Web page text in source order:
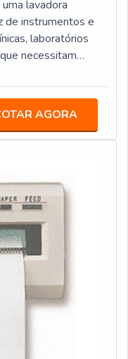
lavadora
de instrumentos e
laboratórios
necessitam
por meio de
profunda de até
AGORA